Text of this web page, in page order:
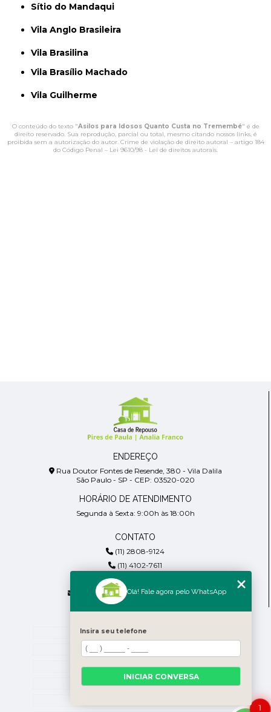
Sítio do Mandaqui
Vila Anglo Brasileira
Vila Brasilina
Vila Brasílio Machado
Vila Guilherme
O conteúdo do texto "Asilos para Idosos Quanto Custa no Tremembé" é de
direito reservado. Sua reprodução, parcial ou total, mesmo citando nossos links, é
proibida sem a autorização do autor. Crime de violação de direito autoral – artigo 184
do Código Penal – Lei 9610/98 - Lei de direitos autorais.
ENDEREÇO
Rua Doutor Fontes de Resende, 380 - Vila Dalila
São Paulo - SP - CEP: 03520-020
HORÁRIO DE ATENDIMENTO
Segunda à Sexta: 9:00h às 18:00h
CONTATO
(11) 2808-9124
(11) 4102-7611
(11) 99918-4901
residencialpiresdepaula@gmail.com
Home
Empresa
Blog
Contato
1
Olá! Fale agora pelo WhatsApp
Insira seu telefone
INICIAR CONVERSA